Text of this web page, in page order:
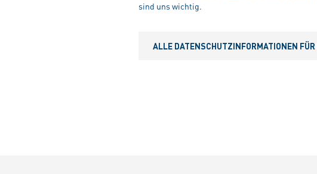
sind uns wichtig.
ALLE DATENSCHUTZINFORMATIONEN